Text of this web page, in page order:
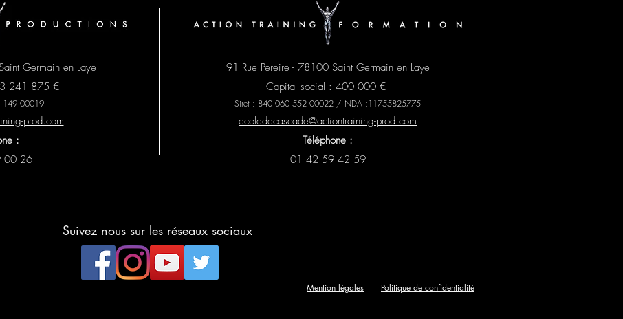
Germain en Laye
241 875 €
149 00019
prod.com
:
00 26
91 Rue Pereire - 78100 Saint Germain en Laye
Capital social : 400 000 €
Siret : 840 060 552 00022 / NDA :11755825775
ecoledecascade@actiontraining-prod.com
Téléphone :
01 42 59 42 59
Suivez nous sur les réseaux sociaux
Mention légales Politique de confidentialité